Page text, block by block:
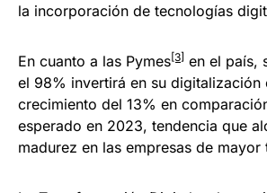
la incorporación de tecnologías
En cuanto a las Pymes[3] en el país,
el 98% invertirá en su digitalización
crecimiento del 13% en
esperado en 2023, tendencia que
madurez en las empresas de mayor